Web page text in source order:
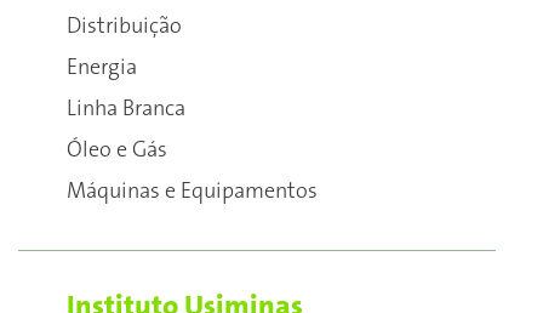
Distribuição
Energia
Linha Branca
Óleo e Gás
Máquinas e Equipamentos
Instituto Usiminas